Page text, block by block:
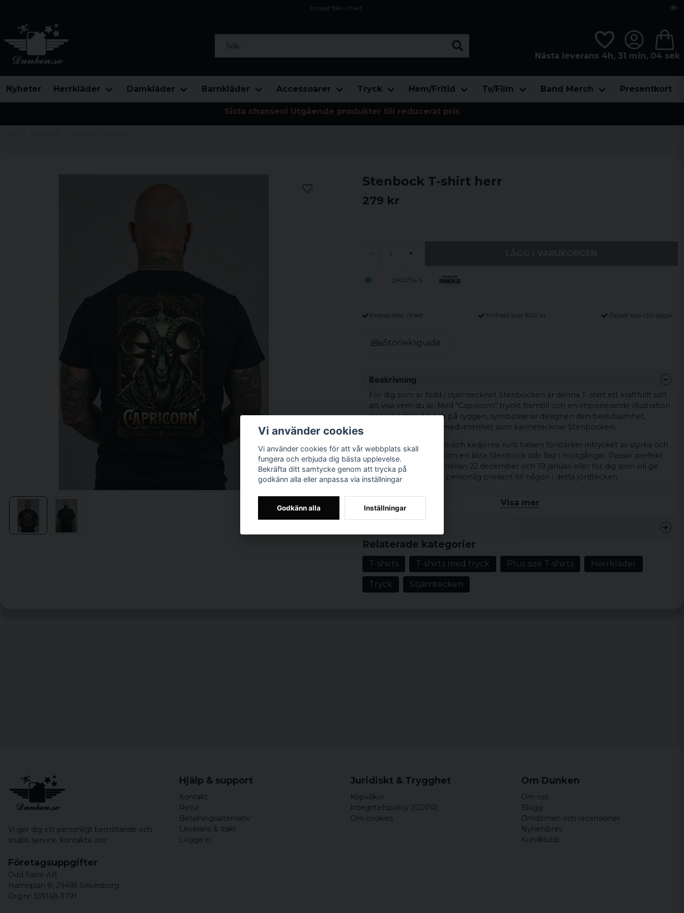
Endast 59kr i frakt
Nästa leverans 4h, 31 min, 03 sek
Nyheter Herrkläder Damkläder Barnkläder Accessoarer Tryck Hem/Fritid Tv/Film Band Merch Presentkort
Sista chansen! Utgående produkter till reducerat pris
Stenbock T-shirt herr
279 kr
- +
OK0274-S
Endast 59kr i frakt Fri frakt över 800 kr Öppet köp i 30 dagar
Storleksguide
Beskrivning
För dig som är född i stjärntecknet Stenbocken är denna T-shirt ett kraftfullt sätt
att visa vem du är. Med "Capricorn" tryckt framtill och en imponerande illustration
av en bestämd bock på ryggen, symboliserar designen den beslutsamhet,
uthållighet och målmedvetenhet som kännetecknar Stenbocken.
De glödande ögonen och kedjorna runt halsen förstärker intrycket av styrka och
kontroll – precis så som en äkta Stenbock står fast i motgångar. Passar perfekt
för dig som är född mellan 22 december och 19 januari eller för dig som vill ge
bort en kraftfull och personlig present till någon i detta jordtecken.
En T-shirt för den som bär sitt horoskop med stolthet och pondus.
Material: 100% bomull
Storlekar: S, M, L, XL, XXL, 3XL, 4XL och 5XL
Färg: Svart
Visa mer
Relaterade kategorier
T-shirts T-shirts med tryck Plus size T-shirts Herrkläder
Tryck Stjärntecken
Vi ger dig ett personligt bemötande och
snabb service, kontakta oss!
Hjälp & support
Kontakt
Retur
Betalningsalternativ
Leverans & frakt
Logga in
Juridiskt & Trygghet
Köpvillkor
Integritetspolicy (GDPR)
Om cookies
Om Dunken
Om oss
Blogg
Omdömen och recensioner
Nyhetsbrev
Kundklubb
Företagsuppgifter
Odd Sailor AB
Hamnplan 8, 29495 Sölvesborg
Org.nr: 559168-3791
Vi använder cookies
Vi använder cookies för att vår webbplats skall
fungera och erbjuda dig bästa upplevelse.
Bekräfta ditt samtycke genom att trycka på
godkänn alla eller anpassa via inställningar
Godkänn alla Inställningar